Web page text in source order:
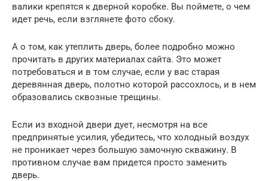
валики крепятся к дверной коробке. Вы поймете, о чем
идет речь, если взглянете фото сбоку.
А о том, как утеплить дверь, более подробно можно
прочитать в других материалах сайта. Это может
потребоваться и в том случае, если у вас старая
деревянная дверь, полотно которой рассохлось, и в нем
образовались сквозные трещины.
Если из входной двери дует, несмотря на все
предпринятые усилия, убедитесь, что холодный воздух
не проникает через большую замочную скважину. В
противном случае вам придется просто заменить
дверь.